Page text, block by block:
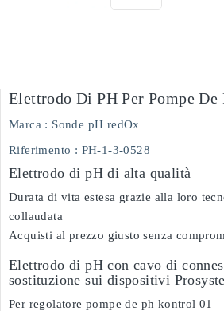
Elettrodo Di PH Per Pompe De
Marca : Sonde pH redOx
Riferimento : PH-1-3-0528
Elettrodo di pH di alta qualità
Durata di vita estesa grazie alla loro
collaudata
Acquisti al prezzo giusto senza
Elettrodo di pH con cavo di
sostituzione sui dispositivi
Per regolatore pompe de ph kontrol 01